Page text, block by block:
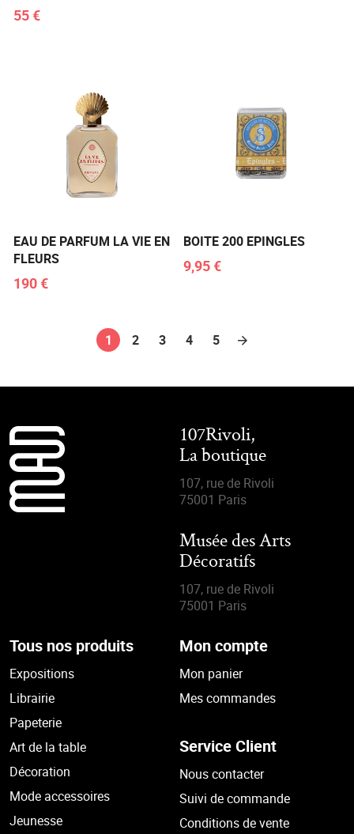
55 €
EAU DE PARFUM LA VIE EN
FLEURS
190 €
BOITE 200 EPINGLES
9,95 €
1 2 3 4 5
107Rivoli,
La boutique
107, rue de Rivoli
75001 Paris
Musée des Arts
Décoratifs
107, rue de Rivoli
75001 Paris
Tous nos produits
Expositions
Librairie
Papeterie
Art de la table
Décoration
Mode accessoires
Jeunesse
Mon compte
Mon panier
Mes commandes
Service Client
Nous contacter
Suivi de commande
Conditions de vente